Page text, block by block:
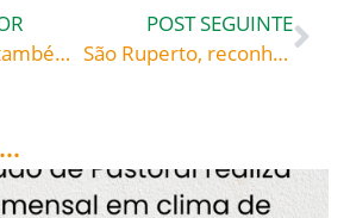
«Não devias, também tu, compadecer-te do teu companheiro, como eu tive compaixão de ti?» – São Cesário de Arles (470-543) monge, bispo Sermão 25 (trad. breviário)
POST SEGUINTE
São Ruperto, reconhecido como o fundador da bela cidade de Salzburgo, cujo significado é cidade do sal, aparece retratado com um saleiro na mão, tamanha sua ligação com a própria origem e desenvolvimento da cidade: São Ruperto, Bispo de Confessor (+718), celebrado hoje, 27, roga por todos nós!